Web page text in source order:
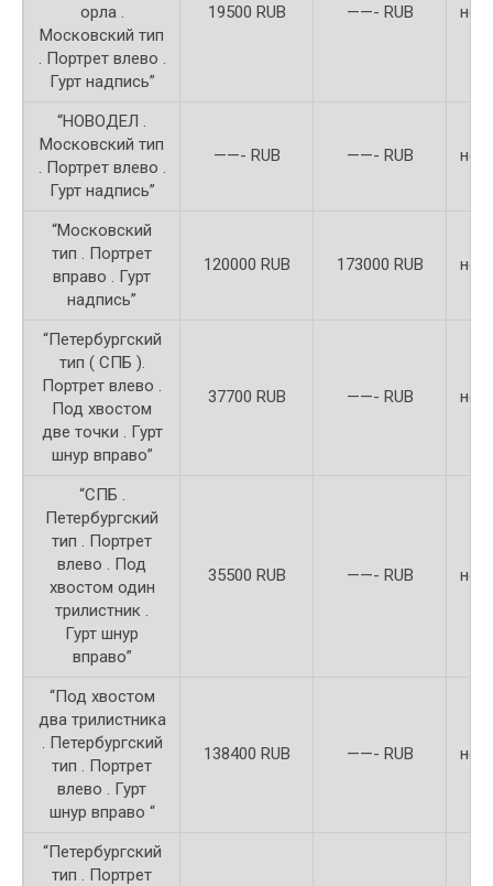
орла .
Московский тип
. Портрет влево .
Гурт надпись”
19500 RUB ——- RUB
“НОВОДЕЛ .
Московский тип
. Портрет влево .
Гурт надпись”
——- RUB ——- RUB
“Московский
тип . Портрет
вправо . Гурт
надпись”
120000 RUB 173000 RUB
“Петербургский
тип ( СПБ ).
Портрет влево .
Под хвостом
две точки . Гурт
шнур вправо”
37700 RUB ——- RUB
“СПБ .
Петербургский
тип . Портрет
влево . Под
хвостом один
трилистник .
Гурт шнур
вправо”
35500 RUB ——- RUB
“Под хвостом
два трилистника
. Петербургский
тип . Портрет
влево . Гурт
шнур вправо “
138400 RUB ——- RUB
“Петербургский
тип . Портрет